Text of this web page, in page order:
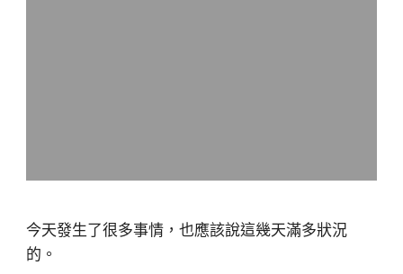
今天發生了很多事情，也應該說這幾天滿多狀況
的。